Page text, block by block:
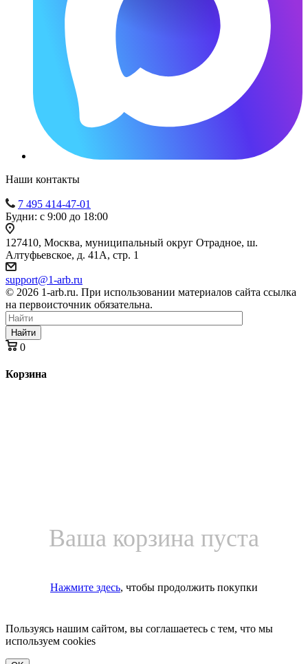
Наши контакты
7 495 414-47-01
Будни: с 9:00 до 18:00
127410, Москва, муниципальный округ Отрадное, ш.
Алтуфьевское, д. 41А, стр. 1
support@1-arb.ru
© 2026 1-arb.ru. При использовании материалов сайта ссылка
на первоисточник обязательна.
Найти
0
Корзина
Ваша корзина пуста
Нажмите здесь, чтобы продолжить покупки
Пользуясь нашим сайтом, вы соглашаетесь с тем, что мы
используем cookies